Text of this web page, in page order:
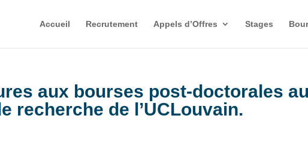
Accueil Recrutement Appels d’Offres Stages
aux bourses post-doctorales
recherche de l’UCLouvain.